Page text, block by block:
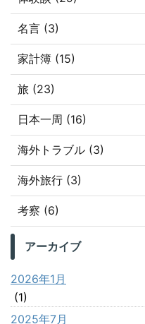
名言 (3)
家計簿 (15)
旅 (23)
日本一周 (16)
海外トラブル (3)
海外旅行 (3)
考察 (6)
アーカイブ
2026年1月
(1)
2025年7月